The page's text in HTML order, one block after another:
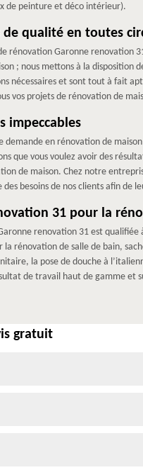
de peinture et déco intérieur).
de qualité en toutes
rénovation Garonne renovation
; nous mettons à la disposition
nécessaires et sont tout à fait
vos projets de rénovation de
impeccables
demande en rénovation de
que vous voulez avoir des
de maison. Chez notre
besoins de nos clients afin de
31 pour la
renovation 31 est
la rénovation de salle de bain,
la pose de douche à
de travail haut de gamme et
gratuit